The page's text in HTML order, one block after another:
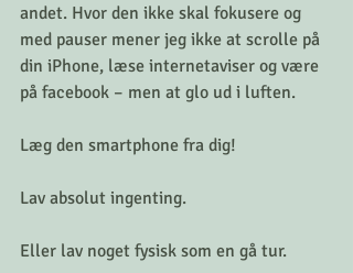
andet. Hvor den ikke skal fokusere og
med pauser mener jeg ikke at scrolle på
din iPhone, læse internetaviser og være
på facebook – men at glo ud i luften.
Læg den smartphone fra dig!
Lav absolut ingenting.
Eller lav noget fysisk som en gå tur.